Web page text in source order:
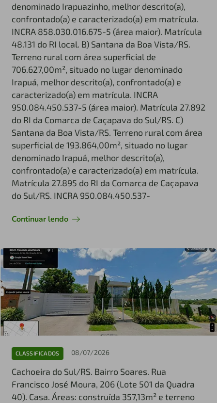
denominado Irapuazinho, melhor descrito(a),
confrontado(a) e caracterizado(a) em matrícula.
INCRA 858.030.016.675-5 (área maior). Matrícula
48.131 do RI local. B) Santana da Boa Vista/RS.
Terreno rural com área superficial de
706.627,00m², situado no lugar denominado
Irapuá, melhor descrito(a), confrontado(a) e
caracterizado(a) em matrícula. INCRA
950.084.450.537-5 (área maior). Matrícula 27.892
do RI da Comarca de Caçapava do Sul/RS. C)
Santana da Boa Vista/RS. Terreno rural com área
superficial de 193.864,00m², situado no lugar
denominado Irapuá, melhor descrito(a),
confrontado(a) e caracterizado(a) em matrícula.
Matrícula 27.895 do RI da Comarca de Caçapava
do Sul/RS. INCRA 950.084.450.537-
Continuar lendo
CLASSIFICADOS 08/07/2026
Cachoeira do Sul/RS. Bairro Soares. Rua
Francisco José Moura, 206 (Lote 501 da Quadra
40). Casa. Áreas: construída 357,13m² e terreno